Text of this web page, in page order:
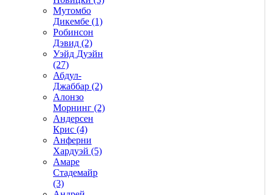
Мутомбо
Дикембе (1)
Робинсон
Дэвид (2)
Уэйд Дуэйн
(27)
Абдул-
Джаббар (2)
Алонзо
Морнинг (2)
Андерсен
Крис (4)
Анферни
Xардуэй (5)
Амаре
Стадемайр
(3)